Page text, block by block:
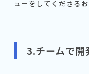
ューをしてくださる
3.チームで開